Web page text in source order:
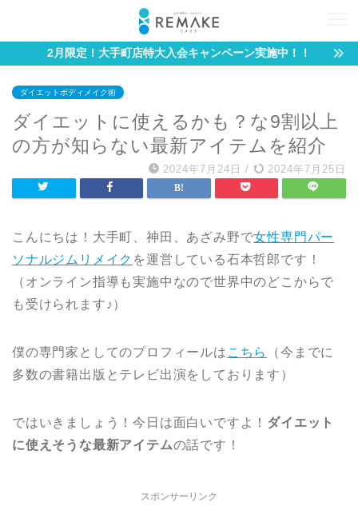
2月限定！大手町店特大入会キャンペーン実施中！！
ダイエットボディメイク術
ダイエットに使えるかも？な9割以上
の方が知らない最新アイテムを紹介
2024年7月24日 / 2024年7月25日
こんにちは！大手町、神田、あざみ野で女性専門パー
ソナルジムリメイク を運営している石本哲郎です！
（オンライン指導も実施中なので世界中のどこからで
も受けられます♪）
僕の専門家としてのプロフィールは こちら
（今までに
多数の書籍出版とテレビ出演をしております）
ではいきましょう！今日は面白いですよ！ ダイエット
に使えそうな最新アイテムの話です！
スポンサーリンク